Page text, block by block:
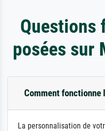
Questions
posées sur
Comment fonctionne
La personnalisation de